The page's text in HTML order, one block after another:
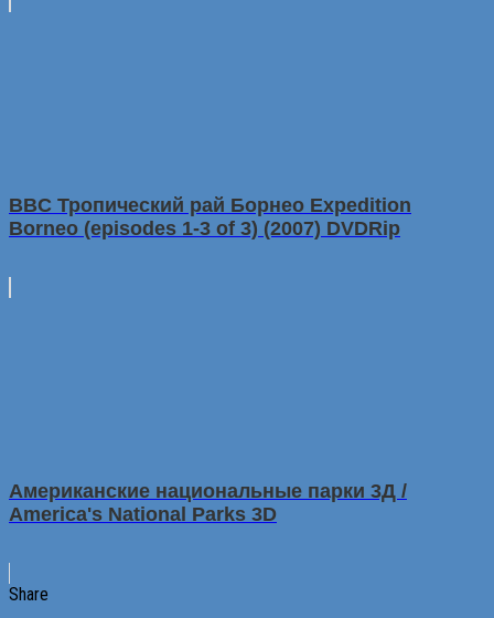
BBC Тропический рай Борнео Expedition
Borneo (episodes 1-3 of 3) (2007) DVDRip
Американские национальные парки 3Д /
America's National Parks 3D
Share